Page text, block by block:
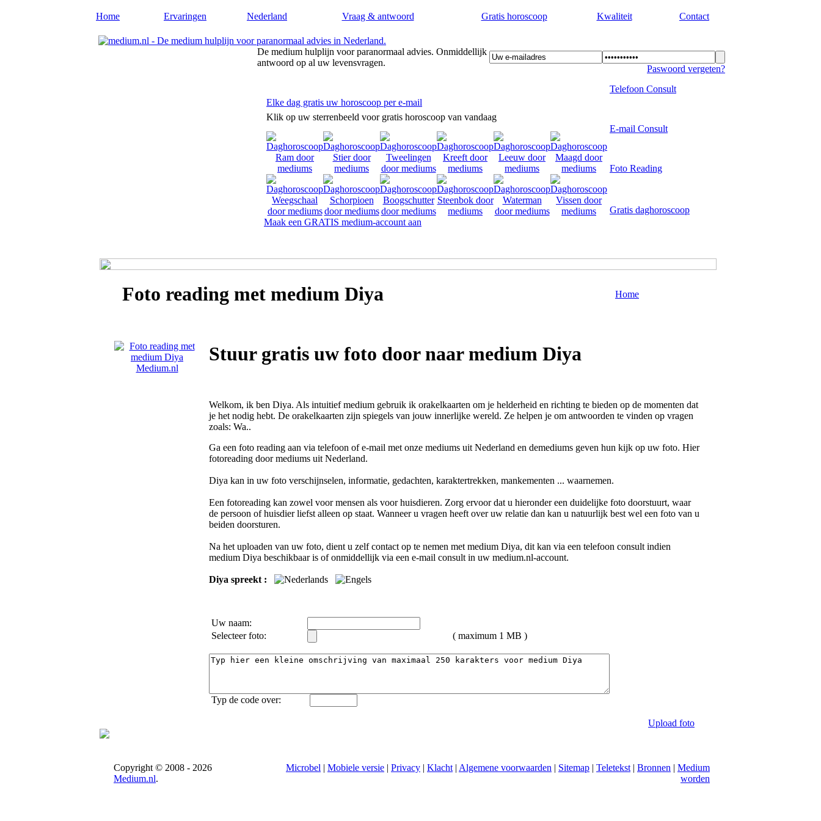
Home Ervaringen Nederland Vraag & antwoord Gratis horoscoop Kwaliteit Contact
De medium hulplijn voor paranormaal advies. Onmiddellijk
antwoord op al uw levensvragen.
Paswoord vergeten?
Elke dag gratis uw horoscoop per e-mail
Klik op uw sterrenbeeld voor gratis horoscoop van vandaag
Maak een GRATIS medium-account aan
Telefoon Consult
E-mail Consult
Foto Reading
Gratis daghoroscoop
Foto reading met medium Diya Home
Stuur gratis uw foto door naar medium Diya
Welkom, ik ben Diya. Als intuitief medium gebruik ik orakelkaarten om je helderheid en richting te bieden op de momenten dat
je het nodig hebt. De orakelkaarten zijn spiegels van jouw innerlijke wereld. Ze helpen je om antwoorden te vinden op vragen
zoals: Wa..
Ga een foto reading aan via telefoon of e-mail met onze mediums uit Nederland en demediums geven hun kijk op uw foto. Hier
fotoreading door mediums uit Nederland.
Diya kan in uw foto verschijnselen, informatie, gedachten, karaktertrekken, mankementen ... waarnemen.
Een fotoreading kan zowel voor mensen als voor huisdieren. Zorg ervoor dat u hieronder een duidelijke foto doorstuurt, waar
de persoon of huisdier liefst alleen op staat. Wanneer u vragen heeft over uw relatie dan kan u natuurlijk best wel een foto van u
beiden doorsturen.
Na het uploaden van uw foto, dient u zelf contact op te nemen met medium Diya, dit kan via een telefoon consult indien
medium Diya beschikbaar is of onmiddellijk via een e-mail consult in uw medium.nl-account.
Diya spreekt :
Uw naam:
Selecteer foto:
( maximum 1 MB )
Typ de code over:
Upload foto
Copyright © 2008 - 2026
Medium.nl.
Microbel | Mobiele versie | Privacy | Klacht | Algemene voorwaarden | Sitemap | Teletekst | Bronnen | Medium
worden